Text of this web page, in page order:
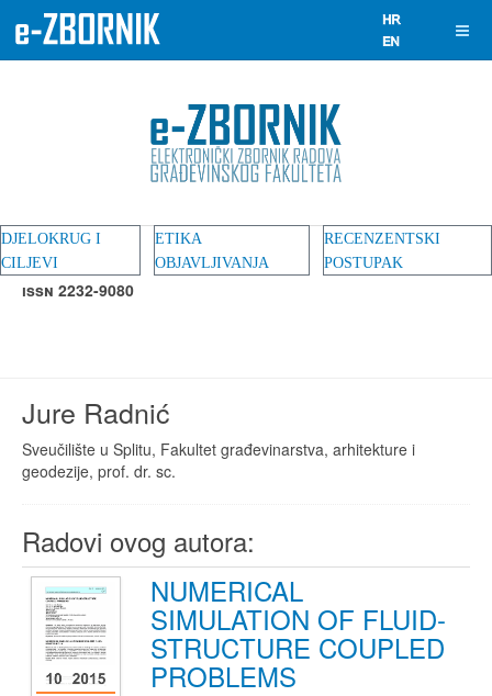
DJELOKRUG I
CILJEVI
ETIKA
OBJAVLJIVANJA
RECENZENTSKI
POSTUPAK
ISSN 2232-9080
Jure Radnić
Sveučilište u Splitu, Fakultet građevinarstva, arhitekture i
geodezije, prof. dr. sc.
Radovi ovog autora:
NUMERICAL
SIMULATION OF FLUID-
STRUCTURE COUPLED
PROBLEMS